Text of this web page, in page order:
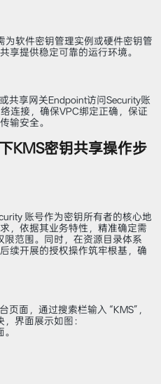
为软件密钥管理实例或硬件密钥管
享提供稳定可靠的运行环境。
共享网关Endpoint访问Security账
连接，确保VPC绑定正确，保证
输安全。
KMS密钥共享操作步
账号作为密钥所有者的核心地
，依据其业务特性，精准确定需
限范围。同时，在资源目录体系
续开展的授权操作筑牢根基，确
页面，通过搜索栏输入 “KMS”，
界面展示如图：